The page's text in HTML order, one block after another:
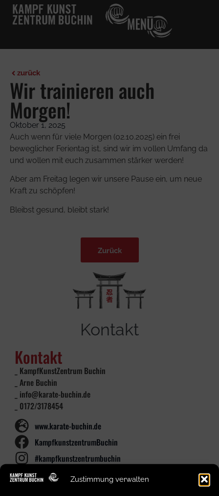
Zustimmung verwalten
zurück
Wir trainieren auch
Morgen!
Oktober 1, 2025
Auch wenn für viele Morgen (02.10.2025) ein frei
beweglicher Ferientag ist, sind wir im vollen Umfang da
und wollen mit euch zusammen stärker werden!
Aber am Freitag legen wir unsere Pause ein, um neue
Kraft zu schöpfen!
Bleibst gesund, bleibt stark!
Zurück
Kontakt
Kontakt
_ KampfKunstZentrum Buchin
_ Arne Buchin
_ info@karate-buchin.de
_ 0172/3178454
www.karate-buchin.de
KampfkunstzentrumBuchin
#kampfkunstzentrumbuchin
Dojo